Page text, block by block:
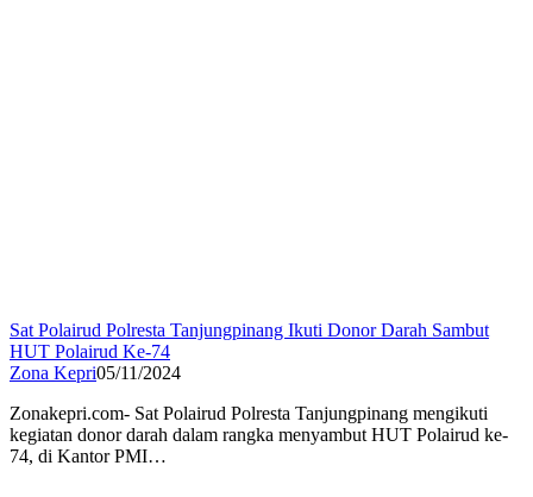
Sat Polairud Polresta Tanjungpinang Ikuti Donor Darah Sambut
HUT Polairud Ke-74
Zona Kepri05/11/2024
Zonakepri.com- Sat Polairud Polresta Tanjungpinang mengikuti
kegiatan donor darah dalam rangka menyambut HUT Polairud ke-
74, di Kantor PMI…